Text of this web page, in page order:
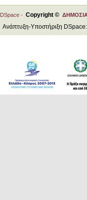
DSpace - Copyright ©
Ανάπτυξη-Υποστήριξη